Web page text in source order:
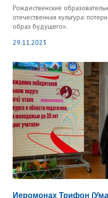
Рождественские
отечественная культура:
образ будущего».
29.11.2023
Иеромонах Трифон